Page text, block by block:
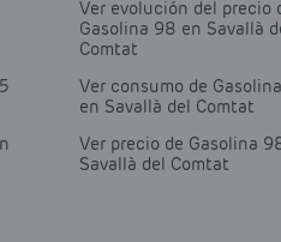
Ver evolución del precio
Gasolina 98 en Savallà
Comtat
Ver consumo de
en Savallà del Comtat
Ver precio de Gasolina
Savallà del Comtat